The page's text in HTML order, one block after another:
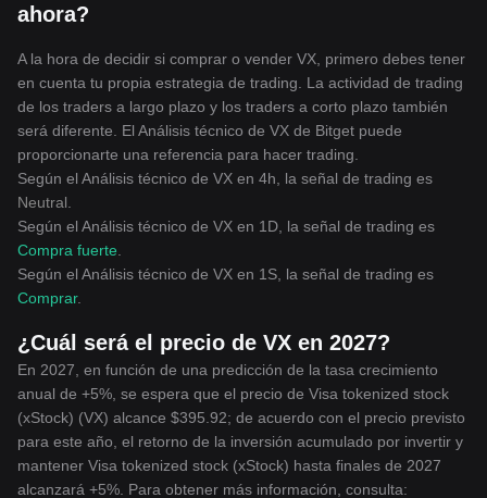
ahora?
A la hora de decidir si comprar o vender VX, primero debes tener
en cuenta tu propia estrategia de trading. La actividad de trading
de los traders a largo plazo y los traders a corto plazo también
será diferente. El Análisis técnico de VX de Bitget puede
proporcionarte una referencia para hacer trading.
Según el Análisis técnico de VX en 4h, la señal de trading es
Neutral
Según el Análisis técnico de VX en 1D, la señal de trading es
Compra fuerte
Según el Análisis técnico de VX en 1S, la señal de trading es
Comprar.
¿Cuál será el precio de VX en 2027?
En 2027, en función de una predicción de la tasa crecimiento
anual de +5%, se espera que el precio de Visa tokenized stock
(xStock) (VX) alcance $395.92; de acuerdo con el precio previsto
para este año, el retorno de la inversión acumulado por invertir y
mantener Visa tokenized stock (xStock) hasta finales de 2027
alcanzará +5%. Para obtener más información, consulta: